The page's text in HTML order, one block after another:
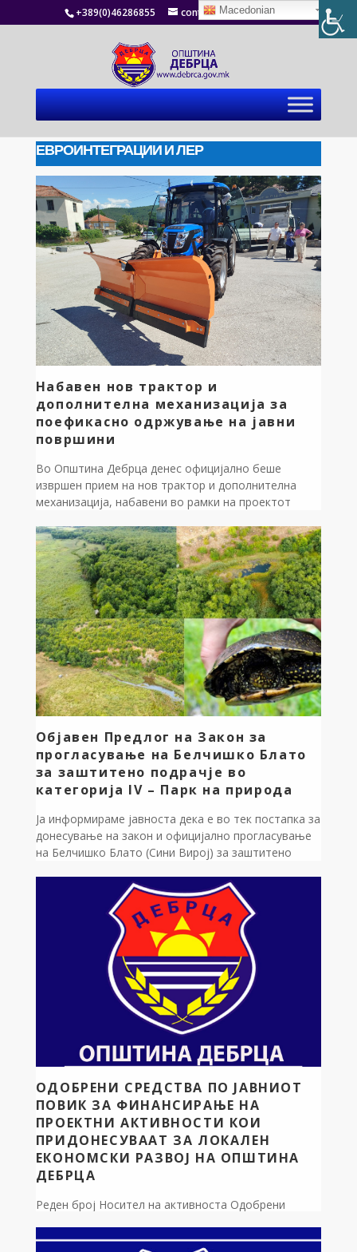
+389(0)46286855 contact@debrca.gov.mk
ЕВРОИНТЕГРАЦИИ И ЛЕР
Набавен нов трактор и
дополнителна механизација за
поефикасно одржување на јавни
површини
Во Општина Дебрца денес официјално беше
извршен прием на нов трактор и дополнителна
механизација, набавени во рамки на проектот
преку Центарот за развој на Југозападниот плански
регион, со поддршка од Министерството за
локална самоуправа. На приемот присуствуваа
градоначалникот на Општина Дебрца, Златко
Сиљаноски, и директорот на Центарот за […]
Објавен Предлог на Закон за
прогласување на Белчишко Блато
за заштитено подрачје во
категорија IV – Парк на природа
Ја информираме јавноста дека е во тек постапка за
донесување на закон и официјално прогласување
на Белчишко Блато (Сини Вирој) за заштитено
значаен природен локалитет претставува едно од
ретките зачувани блатни подрачја во државата, со
богата биолошка разновидност, специфичен
екосистем и големо значење за заштита на птици,
ОДОБРЕНИ СРЕДСТВА ПО ЈАВНИОТ
ПОВИК ЗА ФИНАНСИРАЊЕ НА
ПРОЕКТНИ АКТИВНОСТИ КОИ
ПРИДОНЕСУВААТ ЗА ЛОКАЛЕН
ЕКОНОМСКИ РАЗВОЈ НА ОПШТИНА
ДЕБРЦА
Реден број Носител на активноста Одобрени
развој ЦРКОВЕН ОДБОР СВ. ИЛИЈА Оровник
Macedonian